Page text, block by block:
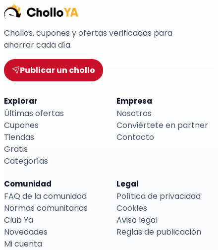
Chollos, cupones y ofertas verificadas para
ahorrar cada día.
Publicar un chollo
Explorar
Últimas ofertas
Cupones
Tiendas
Gratis
Categorías
Empresa
Nosotros
Conviértete en partner
Contacto
Comunidad
FAQ de la comunidad
Normas comunitarias
Club Ya
Novedades
Mi cuenta
Legal
Política de privacidad
Cookies
Aviso legal
Reglas de publicación